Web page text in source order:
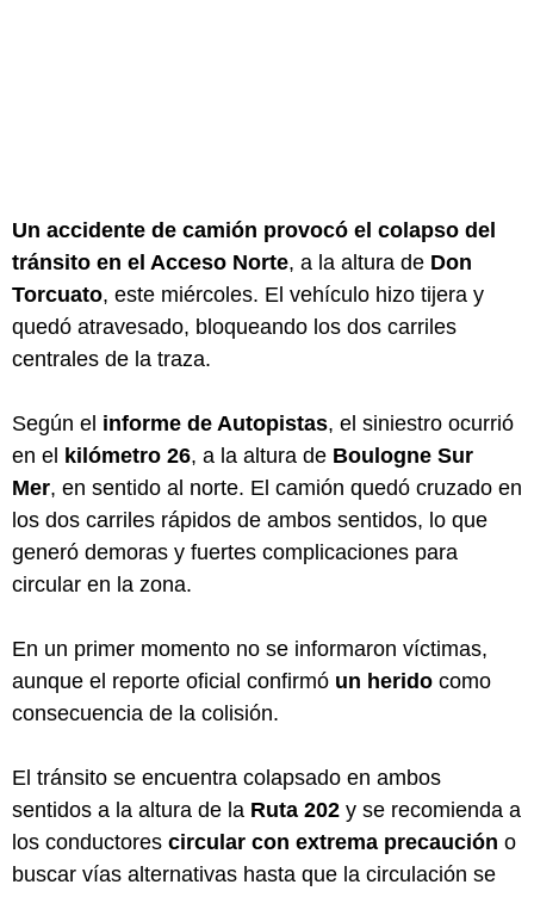
Un accidente de camión provocó el colapso del
tránsito en el Acceso Norte, a la altura de Don
Torcuato, este miércoles. El vehículo hizo tijera y
quedó atravesado, bloqueando los dos carriles
centrales de la traza.
Según el informe de Autopistas, el siniestro ocurrió
en el kilómetro 26, a la altura de Boulogne Sur
Mer, en sentido al norte. El camión quedó cruzado en
los dos carriles rápidos de ambos sentidos, lo que
generó demoras y fuertes complicaciones para
circular en la zona.
En un primer momento no se informaron víctimas,
aunque el reporte oficial confirmó un herido como
consecuencia de la colisión.
El tránsito se encuentra colapsado en ambos
sentidos a la altura de la Ruta 202 y se recomienda a
los conductores circular con extrema precaución o
buscar vías alternativas hasta que la circulación se